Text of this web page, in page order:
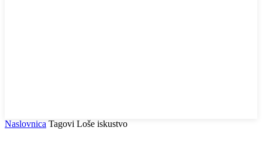
Naslovnica Tagovi Loše iskustvo